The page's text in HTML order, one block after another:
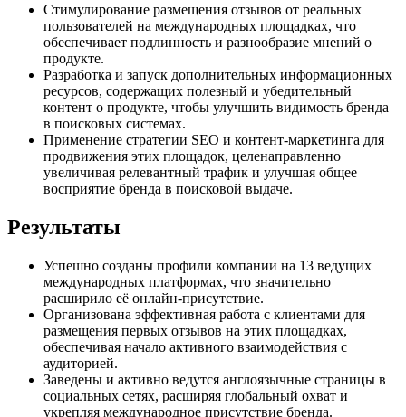
Стимулирование размещения отзывов от реальных
пользователей на международных площадках, что
обеспечивает подлинность и разнообразие мнений о
продукте.
Разработка и запуск дополнительных информационных
ресурсов, содержащих полезный и убедительный
контент о продукте, чтобы улучшить видимость бренда
в поисковых системах.
Применение стратегии SEO и контент-маркетинга для
продвижения этих площадок, целенаправленно
увеличивая релевантный трафик и улучшая общее
восприятие бренда в поисковой выдаче.
Результаты
Успешно созданы профили компании на 13 ведущих
международных платформах, что значительно
расширило её онлайн-присутствие.
Организована эффективная работа с клиентами для
размещения первых отзывов на этих площадках,
обеспечивая начало активного взаимодействия с
аудиторией.
Заведены и активно ведутся англоязычные страницы в
социальных сетях, расширяя глобальный охват и
укрепляя международное присутствие бренда.